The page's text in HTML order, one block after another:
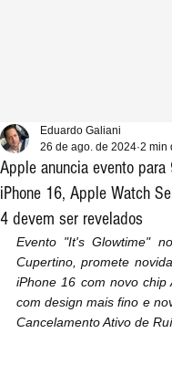
Apple anuncia evento
iPhone 16, Apple Watch
4 devem ser revelados
Eduardo Galiani
26 de ago. de 2024 2 min
Evento "It's Glowtime"
Cupertino, promete
iPhone 16 com novo chip
com design mais fino e
Cancelamento Ativo de